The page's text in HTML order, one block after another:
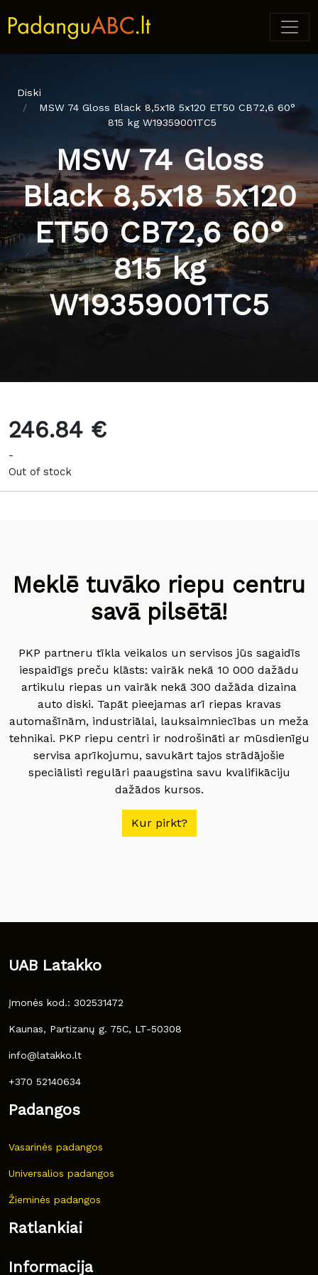
Diski
MSW 74 Gloss Black 8,5x18 5x120 ET50 CB72,6 60°
815 kg W19359001TC5
MSW 74 Gloss
Black 8,5x18 5x120
ET50 CB72,6 60°
815 kg
W19359001TC5
246.84 €
-
Out of stock
Meklē tuvāko riepu centru
savā pilsētā!
PKP partneru tīkla veikalos un servisos jūs sagaidīs
iespaidīgs preču klāsts: vairāk nekā 10 000 dažādu
artikulu riepas un vairāk nekā 300 dažāda dizaina
auto diski. Tapāt pieejamas arī riepas kravas
automašīnām, industriālai, lauksaimniecības un meža
tehnikai. PKP riepu centri ir nodrošināti ar mūsdienīgu
servisa aprīkojumu, savukārt tajos strādājošie
speciālisti regulāri paaugstina savu kvalifikāciju
dažādos kursos.
Kur pirkt?
UAB Latakko
Įmonės kod.: 302531472
Kaunas, Partizanų g. 75C, LT-50308
info@latakko.lt
+370 52140634
Padangos
Vasarinės padangos
Universalios padangos
Žieminės padangos
Ratlankiai
Informacija